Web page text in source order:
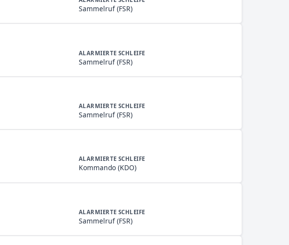
Sammelruf (FSR)
ALARMIERTE SCHLEIFE
Sammelruf (FSR)
ALARMIERTE SCHLEIFE
Sammelruf (FSR)
ALARMIERTE SCHLEIFE
Kommando (KDO)
ALARMIERTE SCHLEIFE
Sammelruf (FSR)